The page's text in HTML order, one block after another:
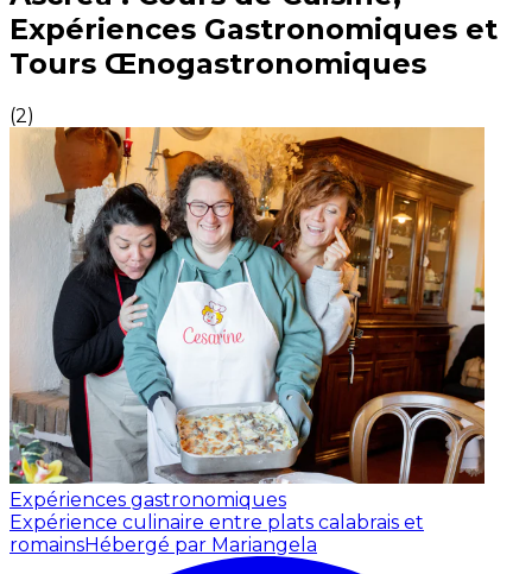
Expériences Gastronomiques et
Tours Œnogastronomiques
(2)
Expériences gastronomiques
Expérience culinaire entre plats calabrais et
romainsHébergé par Mariangela